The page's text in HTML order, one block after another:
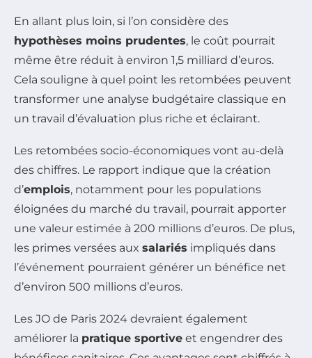
En allant plus loin, si l’on considère des
hypothèses moins prudentes, le coût pourrait
même être réduit à environ 1,5 milliard d’euros.
Cela souligne à quel point les retombées peuvent
transformer une analyse budgétaire classique en
un travail d’évaluation plus riche et éclairant.
Les retombées socio-économiques vont au-delà
des chiffres. Le rapport indique que la création
d’emplois, notamment pour les populations
éloignées du marché du travail, pourrait apporter
une valeur estimée à 200 millions d’euros. De plus,
les primes versées aux salariés impliqués dans
l’événement pourraient générer un bénéfice net
d’environ 500 millions d’euros.
Les JO de Paris 2024 devraient également
améliorer la pratique sportive et engendrer des